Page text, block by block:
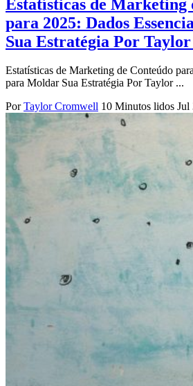
Estatísticas de Marketing
para 2025: Dados
Sua Estratégia Por
Estatísticas de Marketing de Conteúdo
para Moldar Sua Estratégia Por Taylor ...
Por Taylor Cromwell 10 Minutos lidos Jul